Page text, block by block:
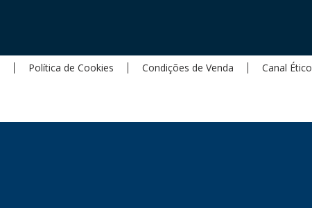
Política de Cookies Condições de Venda Canal Ético